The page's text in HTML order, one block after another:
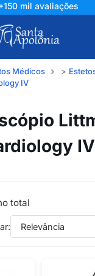
mil avaliações
Médicos
IV
IV
total